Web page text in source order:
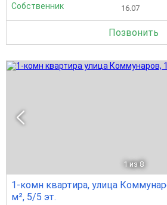
Собственник 16.07
Позвонить
1 из 8
1-комн квартира, улица
м², 5/5 эт.